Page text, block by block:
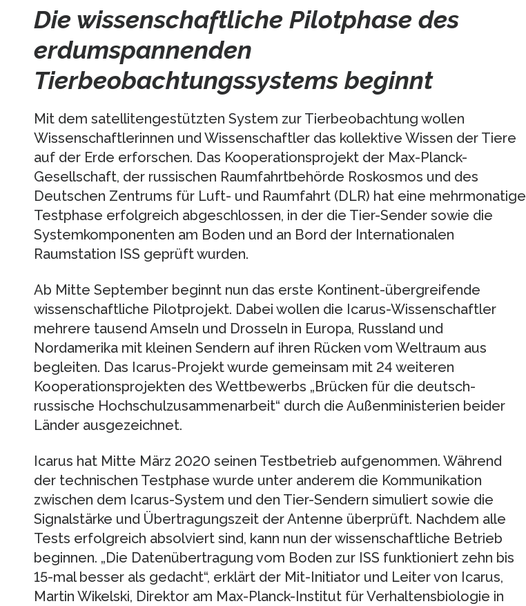
Die wissenschaftliche Pilotphase des
erdumspannenden
Tierbeobachtungssystems beginnt
Mit dem satellitengestützten System zur Tierbeobachtung wollen
Wissenschaftlerinnen und Wissenschaftler das kollektive Wissen der Tiere
auf der Erde erforschen. Das Kooperationsprojekt der Max-Planck-
Gesellschaft, der russischen Raumfahrtbehörde Roskosmos und des
Deutschen Zentrums für Luft- und Raumfahrt (DLR) hat eine mehrmonatige
Testphase erfolgreich abgeschlossen, in der die Tier-Sender sowie die
Systemkomponenten am Boden und an Bord der Internationalen
Raumstation ISS geprüft wurden.
Ab Mitte September beginnt nun das erste Kontinent-übergreifende
wissenschaftliche Pilotprojekt. Dabei wollen die Icarus-Wissenschaftler
mehrere tausend Amseln und Drosseln in Europa, Russland und
Nordamerika mit kleinen Sendern auf ihren Rücken vom Weltraum aus
begleiten. Das Icarus-Projekt wurde gemeinsam mit 24 weiteren
Kooperationsprojekten des Wettbewerbs „Brücken für die deutsch-
russische Hochschulzusammenarbeit“ durch die Außenministerien beider
Länder ausgezeichnet.
Icarus hat Mitte März 2020 seinen Testbetrieb aufgenommen. Während
der technischen Testphase wurde unter anderem die Kommunikation
zwischen dem Icarus-System und den Tier-Sendern simuliert sowie die
Signalstärke und Übertragungszeit der Antenne überprüft. Nachdem alle
Tests erfolgreich absolviert sind, kann nun der wissenschaftliche Betrieb
beginnen. „Die Datenübertragung vom Boden zur ISS funktioniert zehn bis
15-mal besser als gedacht“, erklärt der Mit-Initiator und Leiter von Icarus,
Martin Wikelski, Direktor am Max-Planck-Institut für Verhaltensbiologie in